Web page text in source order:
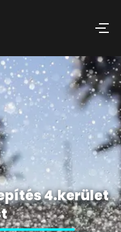
4.kerület